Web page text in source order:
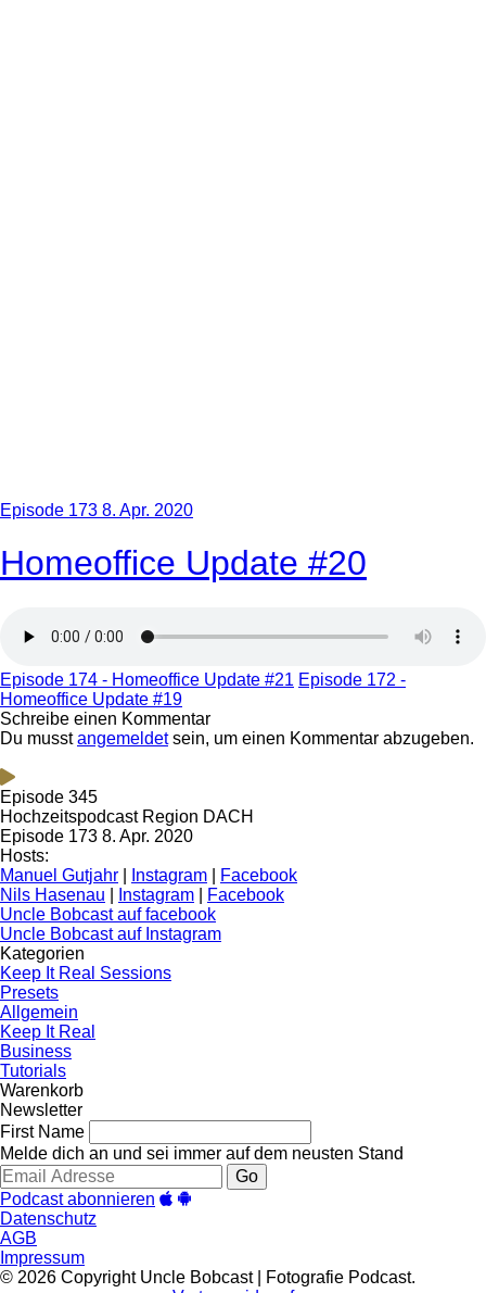
Episode 173 8. Apr. 2020
Homeoffice Update #20
Episode 174 - Homeoffice Update #21 Episode 172 -
Homeoffice Update #19
Schreibe einen Kommentar
Du musstangemeldetsein, um einen Kommentar abzugeben.
Episode 345
Hochzeitspodcast Region DACH
Episode 173 8. Apr. 2020
Hosts:
Manuel Gutjahr
Instagram
Facebook
Nils Hasenau
Instagram
Facebook
Uncle Bobcast auf facebook
Uncle Bobcast auf Instagram
Kategorien
Keep It Real Sessions
Presets
Allgemein
Keep It Real
Business
Tutorials
Warenkorb
Newsletter
First Name
Melde dich an und sei immer auf dem neusten Stand
Go
Podcast abonnieren
Datenschutz
AGB
Impressum
© 2026 Copyright Uncle Bobcast | Fotografie Podcast.